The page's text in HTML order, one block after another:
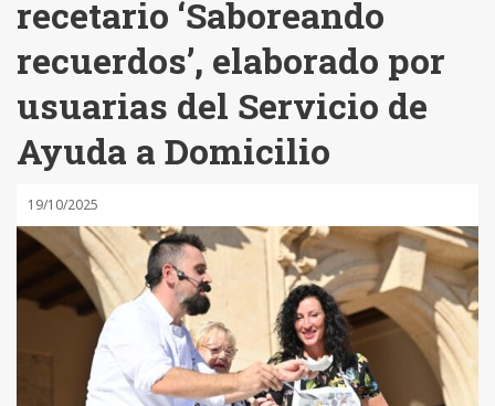
recetario ‘Saboreando
recuerdos’, elaborado por
usuarias del Servicio de
Ayuda a Domicilio
19/10/2025